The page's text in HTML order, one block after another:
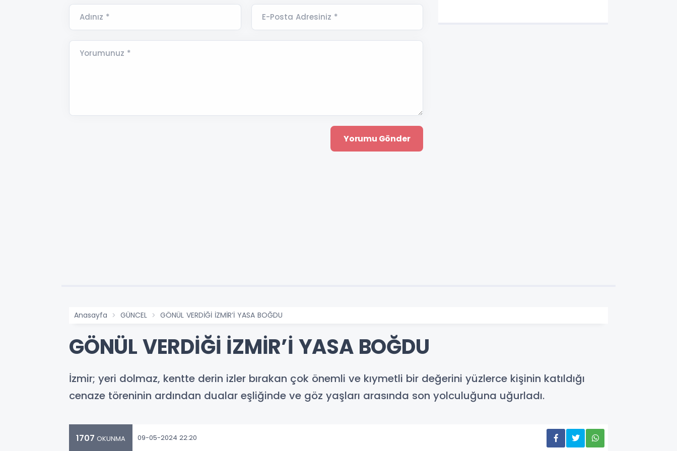
Adınız * E-Posta Adresiniz *
Yorumunuz *
Anasayfa GÜNCEL GÖNÜL VERDİĞİ İZMİR’İ YASA BOĞDU
GÖNÜL VERDİĞİ İZMİR’İ YASA BOĞDU
İzmir; yeri dolmaz, kentte derin izler bırakan çok önemli ve kıymetli bir değerini yüzlerce kişinin katıldığı
cenaze töreninin ardından dualar eşliğinde ve göz yaşları arasında son yolculuğuna uğurladı.
1707 OKUNMA 09-05-2024 22:20